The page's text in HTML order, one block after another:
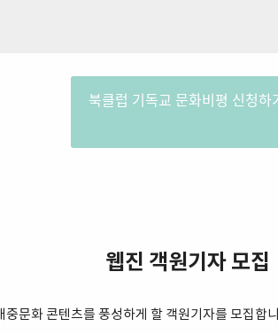
북클럽 기독교 문화비평 신청하
웹진 객원기자 모집
문화 콘텐츠를 풍성하게 할 객원기자를 모집합